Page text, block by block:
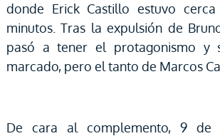
donde Erick Castillo estuvo
minutos. Tras la expulsión de
pasó a tener el protagonismo y
marcado, pero el tanto de Marcos
De cara al complemento, 9 de